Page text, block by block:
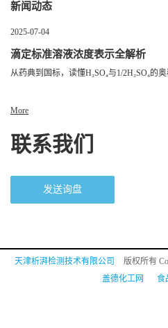
新闻动态
2025-07-04
滴定标准溶液浓度表示全解析
从药典到国标，读懂H₂SO₄与1/2H₂SO₄的
More
联系我们
发送询盘
天津析湃检测技术有限公司 版权所有
盖德化工网
食